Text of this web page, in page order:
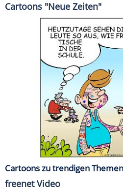
Cartoons "Neue Zeiten"
Cartoons zu trendigen Themen
freenet Video